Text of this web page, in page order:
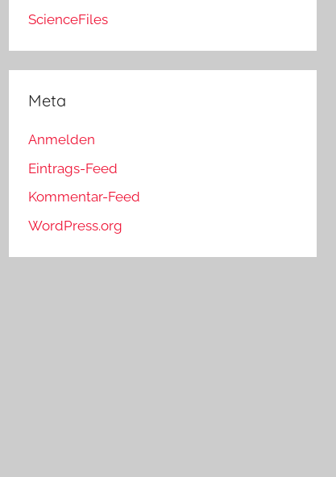
ScienceFiles
Meta
Anmelden
Eintrags-Feed
Kommentar-Feed
WordPress.org